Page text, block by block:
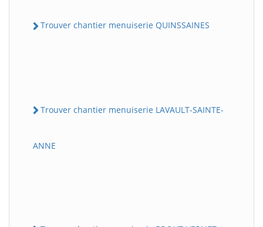
Trouver chantier menuiserie QUINSSAINES
Trouver chantier menuiserie LAVAULT-SAINTE-
ANNE